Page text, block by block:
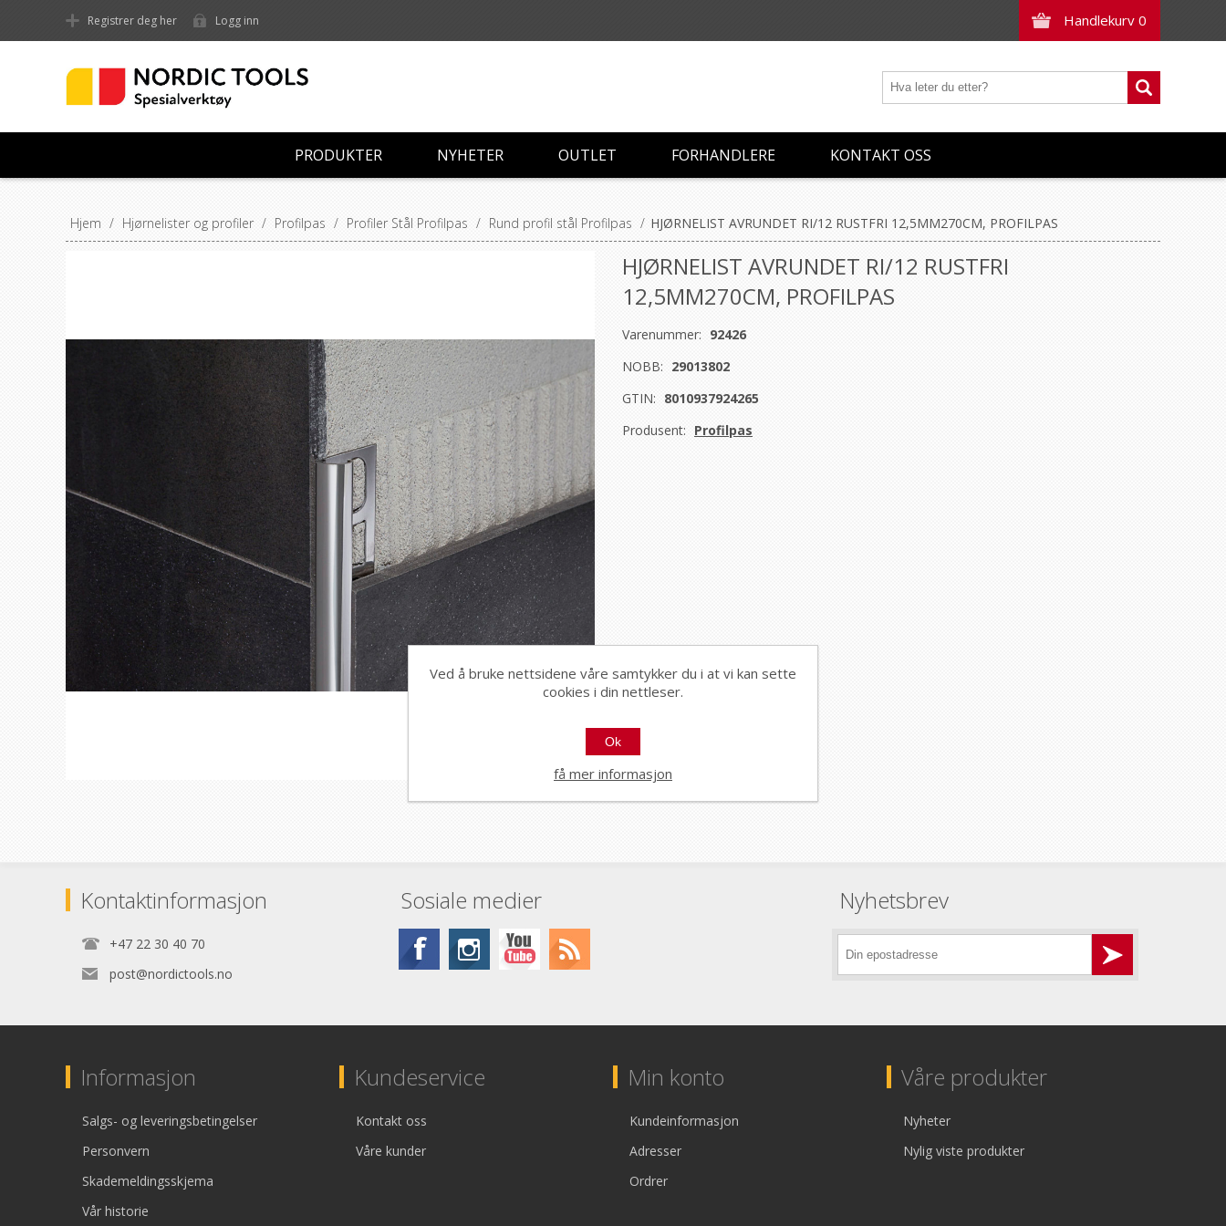
Handlekurv 0
Registrer deg her Logg inn
PRODUKTER NYHETER OUTLET FORHANDLERE KONTAKT OSS
Hjem / Hjørnelister og profiler / Profilpas / Profiler Stål Profilpas / Rund profil stål Profilpas / HJØRNELIST AVRUNDET RI/12 RUSTFRI 12,5MM270CM, PROFILPAS
HJØRNELIST AVRUNDET RI/12 RUSTFRI
12,5MM270CM, PROFILPAS
Varenummer: 92426
NOBB: 29013802
GTIN: 8010937924265
Produsent: Profilpas
Kontaktinformasjon
+47 22 30 40 70
post@nordictools.no
Sosiale medier Nyhetsbrev
Informasjon
Salgs- og leveringsbetingelser
Personvern
Skademeldingsskjema
Vår historie
Kundeservice
Kontakt oss
Våre kunder
Min konto
Kundeinformasjon
Adresser
Ordrer
Våre produkter
Nyheter
Nylig viste produkter
Ved å bruke nettsidene våre samtykker du i at vi kan sette
cookies i din nettleser.
Ok
få mer informasjon